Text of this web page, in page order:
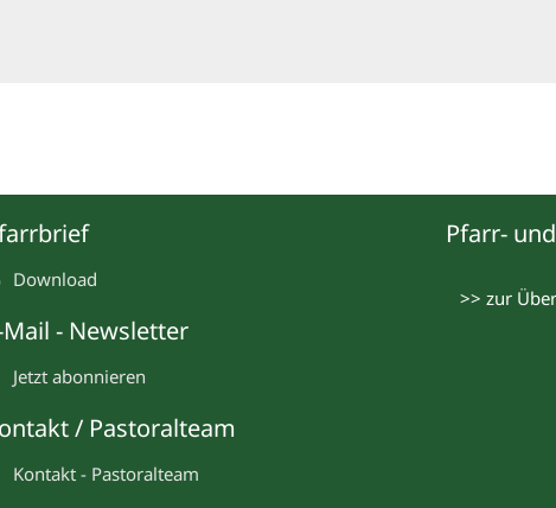
Download
Mail - Newsletter
Jetzt abonnieren
/ Pastoralteam
Kontakt - Pastoralteam
Pfarr-
>> zur